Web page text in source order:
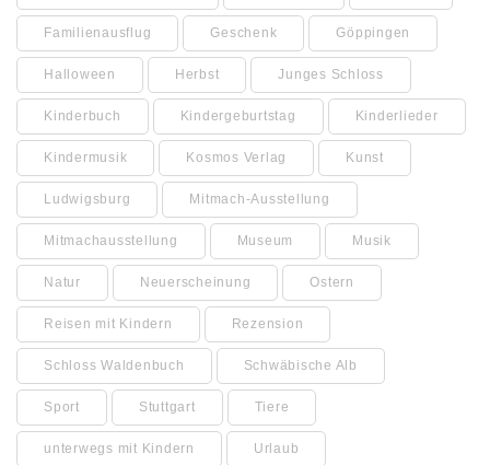
Familienausflug Geschenk Göppingen
Halloween Herbst Junges Schloss
Kinderbuch Kindergeburtstag Kinderlieder
Kindermusik Kosmos Verlag Kunst
Ludwigsburg Mitmach-Ausstellung
Mitmachausstellung Museum Musik
Natur Neuerscheinung Ostern
Reisen mit Kindern Rezension
Schloss Waldenbuch Schwäbische Alb
Sport Stuttgart Tiere
unterwegs mit Kindern Urlaub